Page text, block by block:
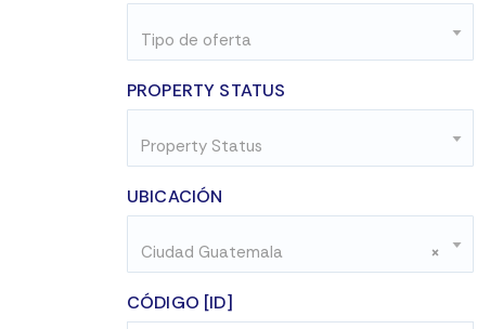
Tipo de oferta
PROPERTY STATUS
Property Status
UBICACIÓN
×
Ciudad Guatemala
CÓDIGO [ID]